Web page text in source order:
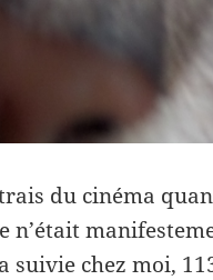
du cinéma
n’était
suivie chez moi,